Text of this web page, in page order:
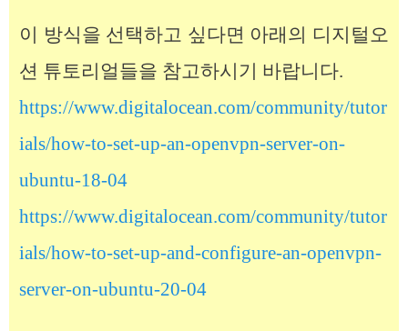
이 방식을 선택하고 싶다면 아래의 디지털오
션 튜토리얼들을 참고하시기 바랍니다.
https://www.digitalocean.com/community/tutor
ials/how-to-set-up-an-openvpn-server-on-
ubuntu-18-04
https://www.digitalocean.com/community/tutor
ials/how-to-set-up-and-configure-an-openvpn-
server-on-ubuntu-20-04